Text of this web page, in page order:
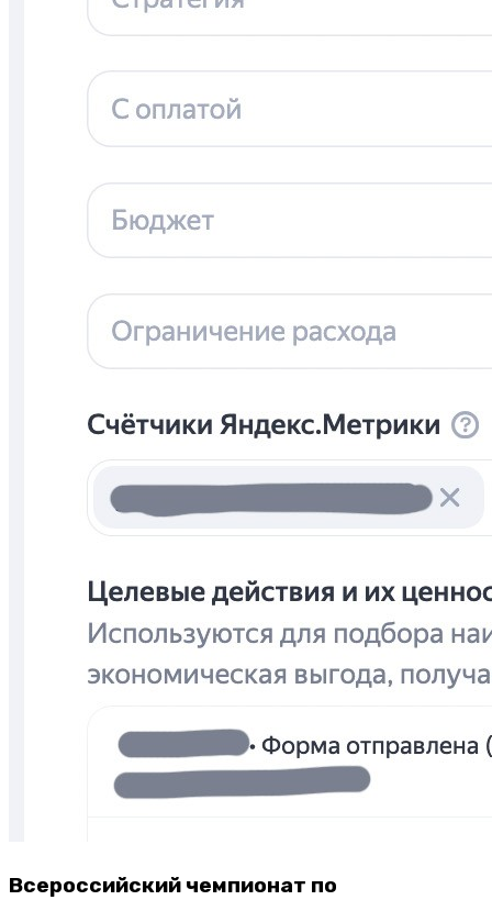
Всероссийский чемпионат по